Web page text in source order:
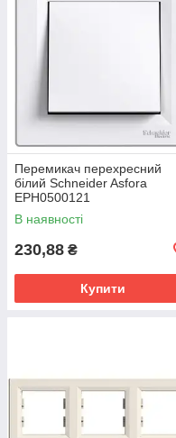
Перемикач перехресний
білий Schneider Asfora
EPH0500121
В наявності
230,88 ₴
Купити